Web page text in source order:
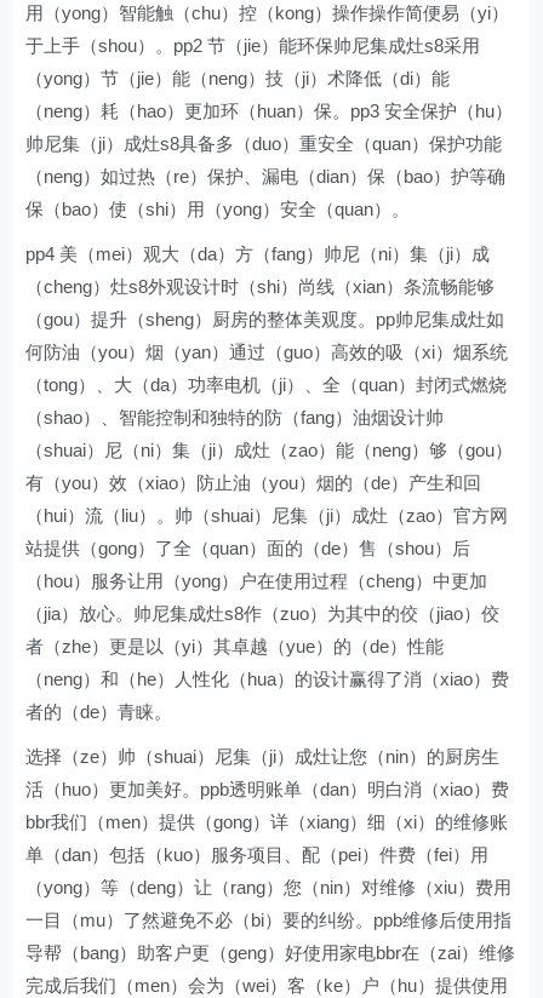
用（yong）智能触（chu）控（kong）操作操作简便易（yi）
于上手（shou）。pp2 节（jie）能环保帅尼集成灶s8采用
（yong）节（jie）能（neng）技（ji）术降低（di）能
（neng）耗（hao）更加环（huan）保。pp3 安全保护（hu）
帅尼集（ji）成灶s8具备多（duo）重安全（quan）保护功能
（neng）如过热（re）保护、漏电（dian）保（bao）护等确
保（bao）使（shi）用（yong）安全（quan）。
pp4 美（mei）观大（da）方（fang）帅尼（ni）集（ji）成
（cheng）灶s8外观设计时（shi）尚线（xian）条流畅能够
（gou）提升（sheng）厨房的整体美观度。pp帅尼集成灶如
何防油（you）烟（yan）通过（guo）高效的吸（xi）烟系统
（tong）、大（da）功率电机（ji）、全（quan）封闭式燃烧
（shao）、智能控制和独特的防（fang）油烟设计帅
（shuai）尼（ni）集（ji）成灶（zao）能（neng）够（gou）
有（you）效（xiao）防止油（you）烟的（de）产生和回
（hui）流（liu）。帅（shuai）尼集（ji）成灶（zao）官方网
站提供（gong）了全（quan）面的（de）售（shou）后
（hou）服务让用（yong）户在使用过程（cheng）中更加
（jia）放心。帅尼集成灶s8作（zuo）为其中的佼（jiao）佼
者（zhe）更是以（yi）其卓越（yue）的（de）性能
（neng）和（he）人性化（hua）的设计赢得了消（xiao）费
者的（de）青睐。
选择（ze）帅（shuai）尼集（ji）成灶让您（nin）的厨房生
活（huo）更加美好。ppb透明账单（dan）明白消（xiao）费
bbr我们（men）提供（gong）详（xiang）细（xi）的维修账
单（dan）包括（kuo）服务项目、配（pei）件费（fei）用
（yong）等（deng）让（rang）您（nin）对维修（xiu）费用
一目（mu）了然避免不必（bi）要的纠纷。ppb维修后使用指
导帮（bang）助客户更（geng）好使用家电bbr在（zai）维修
完成后我们（men）会为（wei）客（ke）户（hu）提供使用